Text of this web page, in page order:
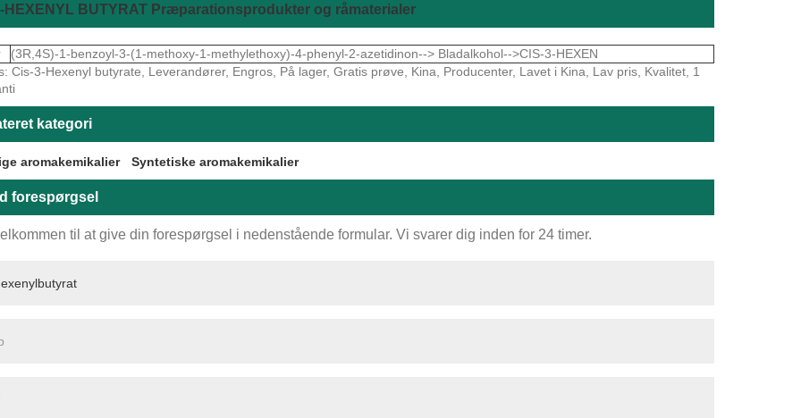
HEXENYL BUTYRAT Præparationsprodukter og råmaterialer
(3R,4S)-1-benzoyl-3-(1-methoxy-1-methylethoxy)-4-phenyl-2-azetidinon--> Bladalkohol-->CIS-3-HEXEN
Cis-3-Hexenyl butyrate, Leverandører, Engros, På lager, Gratis prøve, Kina, Producenter, Lavet i Kina, Lav pris, Kvalitet, 1
kategori
aromakemikalier Syntetiske aromakemikalier
forespørgsel
til at give din forespørgsel i nedenstående formular. Vi svarer dig inden for 24 timer.